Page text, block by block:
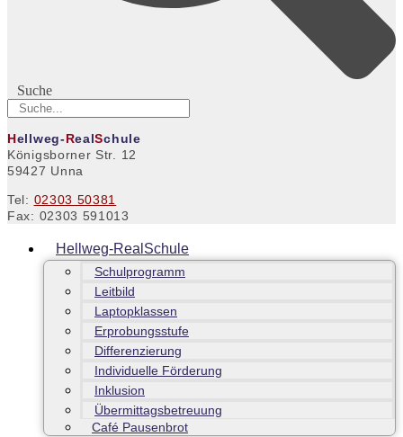
Suche
Hellweg-RealSchule
Königsborner Str. 12
59427 Unna
Tel: 02303 50381
Fax: 02303 591013
Hellweg-RealSchule
Schulprogramm
Leitbild
Laptopklassen
Erprobungsstufe
Differenzierung
Individuelle Förderung
Inklusion
Übermittagsbetreuung
Café Pausenbrot